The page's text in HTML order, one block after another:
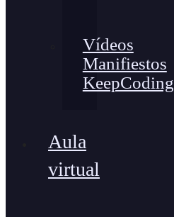
Vídeos
Manifiestos
KeepCoding
Aula
virtual